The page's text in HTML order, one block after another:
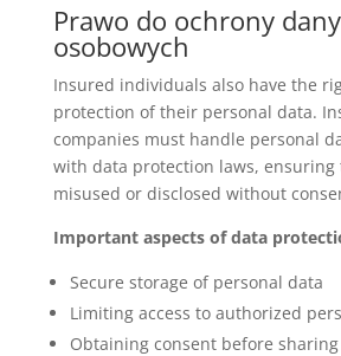
Prawo do ochrony
osobowych
Insured individuals also have the
protection of their personal data.
companies must handle personal
with data protection laws,
misused or disclosed without
Important aspects of data
Secure storage of personal data
Limiting access to authorized
Obtaining consent before